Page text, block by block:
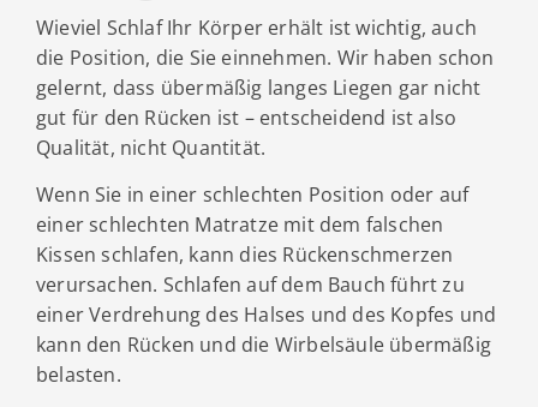
Wieviel Schlaf Ihr Körper erhält ist wichtig, auch
die Position, die Sie einnehmen. Wir haben schon
gelernt, dass übermäßig langes Liegen gar nicht
gut für den Rücken ist – entscheidend ist also
Qualität, nicht Quantität.
Wenn Sie in einer schlechten Position oder auf
einer schlechten Matratze mit dem falschen
Kissen schlafen, kann dies Rückenschmerzen
verursachen. Schlafen auf dem Bauch führt zu
einer Verdrehung des Halses und des Kopfes und
kann den Rücken und die Wirbelsäule übermäßig
belasten.